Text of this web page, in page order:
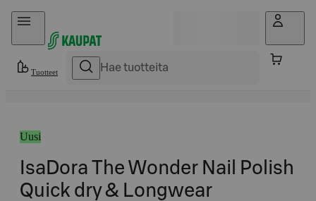
Hyppää sisältöön
Tuotteet
Uusi
IsaDora The Wonder Nail Polish
Quick dry & Longwear